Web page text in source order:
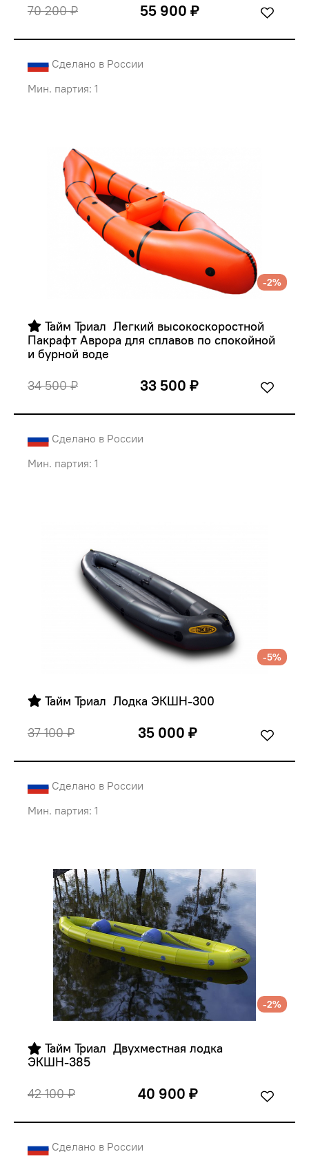
70 200 ₽
55 900 ₽
Сделано в России
Мин. партия: 1
-2%
Тайм Триал  Легкий высокоскоростной
Пакрафт Аврора для сплавов по спокойной
и бурной воде
34 500 ₽
33 500 ₽
Сделано в России
Мин. партия: 1
-5%
Тайм Триал  Лодка ЭКШН-300
37 100 ₽
35 000 ₽
Сделано в России
Мин. партия: 1
-2%
Тайм Триал  Двухместная лодка
ЭКШН-385
42 100 ₽
40 900 ₽
Сделано в России